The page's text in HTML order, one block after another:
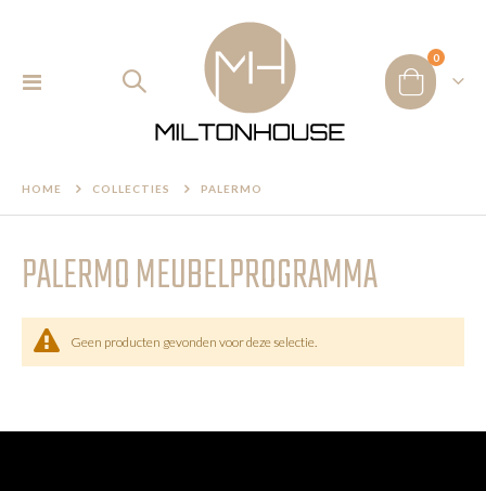
Toggle
Cart
0
HOME COLLECTIES PALERMO
PALERMO MEUBELPROGRAMMA
Geen producten gevonden voor deze selectie.